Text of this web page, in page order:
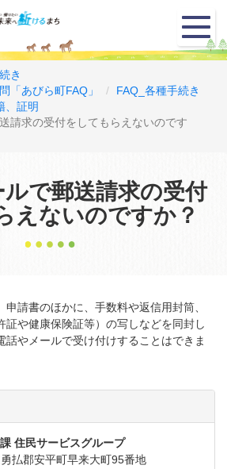
メ
ニ
ュ
き
「あびら町FAQ」
FAQ_各種手続き
、証明
請求の受付をしてもらえないのです
で郵送請求の受付
えないのですか？
請書のほかに、手数料や返信用封筒、
証や健康保険証等）の写しなどを同封し
話やメールで受け付けすることはできま
住民サービスグループ
払郡安平町早来大町95番地